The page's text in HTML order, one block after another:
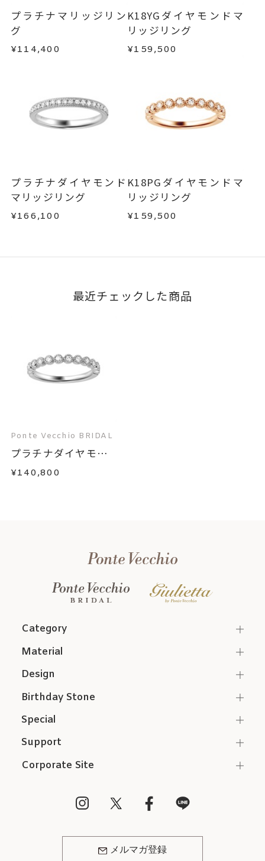
刻印
インサイドストーン 可
刻印をお入れしない場合のお届け
目安:約1ヶ月半
刻印字体
文字タイプA、文字タイプB、文字
タイプCよりお選びいただけま
・受注生産の商品
・お客さまのお手元で傷や汚れが発生した商品
・到着後ご連絡無く7日以上経過した商品
・刻印をお入れした商品
商品の品質には万全を期しておりますが、万が一
不良品の場合、またはご注文のお品と異なる場合
はお問い合わせフォームよりご連絡ください。
この場合の返送料は弊社にて負担いたしますの
で、着払いにてご返送ください。
詳細はこちら
プラチナマリッジリン
グ
¥114,400
K18YGダイヤモンドマ
リッジリング
¥159,500
プラチナダイヤモンド
マリッジリング
¥166,100
K18PGダイヤモンドマ
リッジリング
¥159,500
最近チェックした商品
Ponte Vecchio BRIDAL
プラチナダイヤモン
ド...
¥140,800
Category
Support
Corporate Site
メルマガ登録
Material
Design
Birthday Stone
Special